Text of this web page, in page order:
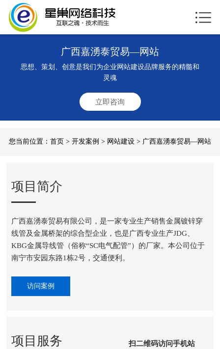
广西嘉湧泰贸易—网站
思想、策划、创意是我们为企业网站建设品牌服务的精髓和
灵魂
立即咨询
您当前位置： 首页 > 开发案例 > 网站建设 > 广西嘉湧泰贸易—网站
项目简介
广西嘉湧泰贸易有限公司，是一家专业生产销售金属镀锌穿
线管及金属桥架的综合型企业，也是广西专业生产JDG、
KBG金属导线管（俗称“SC电气配管”）的厂家。本公司位于
南宁市安园东路1栋2号，交通便利。
访问案例
项目服务 扫二维码访问手机站